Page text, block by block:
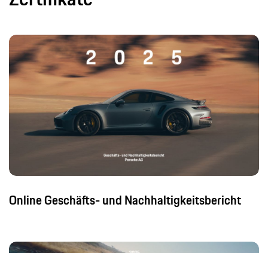
Online Geschäfts- und Nachhaltigkeitsbericht